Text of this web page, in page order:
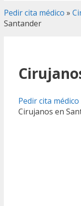
Pedir cita médico »
Santander
Pedir cita médico
Cirujanos en